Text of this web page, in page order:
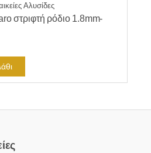
Αλυσίδες
στριφτή ρόδιο 1.8mm-